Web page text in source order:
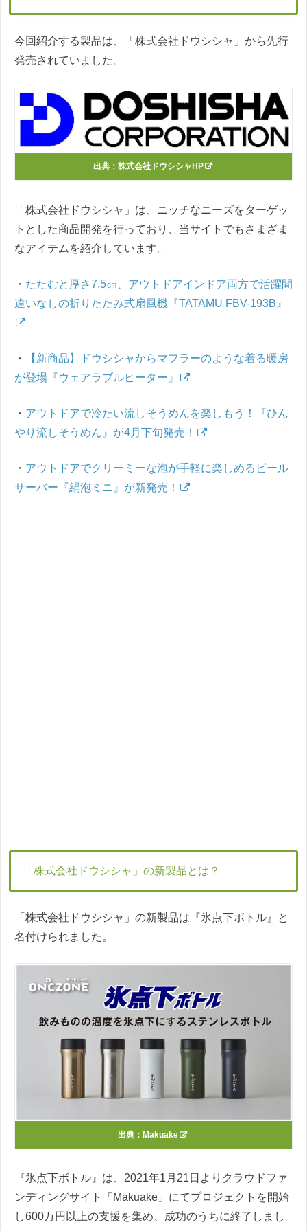
今回紹介する製品は、「株式会社ドウシシャ」から先行
発売されていました。
出典： 株式会社ドウシシャHP
「株式会社ドウシシャ」は、ニッチなニーズをターゲッ
トとした商品開発を行っており、当サイトでもさまざま
なアイテムを紹介しています。
・ たたむと厚さ7.5㎝、アウトドアインドア両方で活躍間
違いなしの折りたたみ式扇風機『TATAMU FBV-193B』
・
【新商品】ドウシシャからマフラーのような着る暖房
が登場『ウェアラブルヒーター』
・ アウトドアで冷たい流しそうめんを楽しもう！『ひん
やり流しそうめん』が4月下旬発売！
・ アウトドアでクリーミーな泡が手軽に楽しめるビール
サーバー『絹泡ミニ』が新発売！
「株式会社ドウシシャ」の新製品とは？
「株式会社ドウシシャ」の新製品は『氷点下ボトル』と
名付けられました。
出典： Makuake
『氷点下ボトル』は、2021年1月21日よりクラウドファ
ンディングサイト「Makuake」にてプロジェクトを開始
し600万円以上の支援を集め、成功のうちに終了しまし